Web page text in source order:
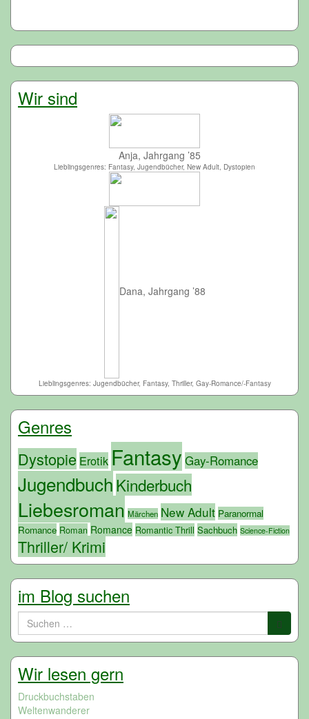
Wir sind
Anja, Jahrgang ’85
Lieblingsgenres: Fantasy, Jugendbücher, New Adult, Dystopien
Dana, Jahrgang ’88
Lieblingsgenres: Jugendbücher, Fantasy, Thriller, Gay-Romance/-Fantasy
Genres
Dystopie Erotik Fantasy Gay-Romance
JugendbuchKinderbuch
Liebesroman Märchen New Adult Paranormal
Romance Roman Romance Romantic Thrill Sachbuch Science-Fiction
Thriller/ Krimi
im Blog suchen
Suchen
nach:
Wir lesen gern
Druckbuchstaben
Weltenwanderer